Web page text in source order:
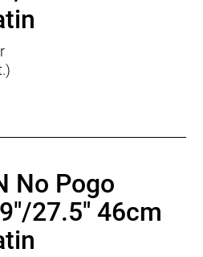
Charger * 4 Ampere
No Pogo
27.5" 46cm